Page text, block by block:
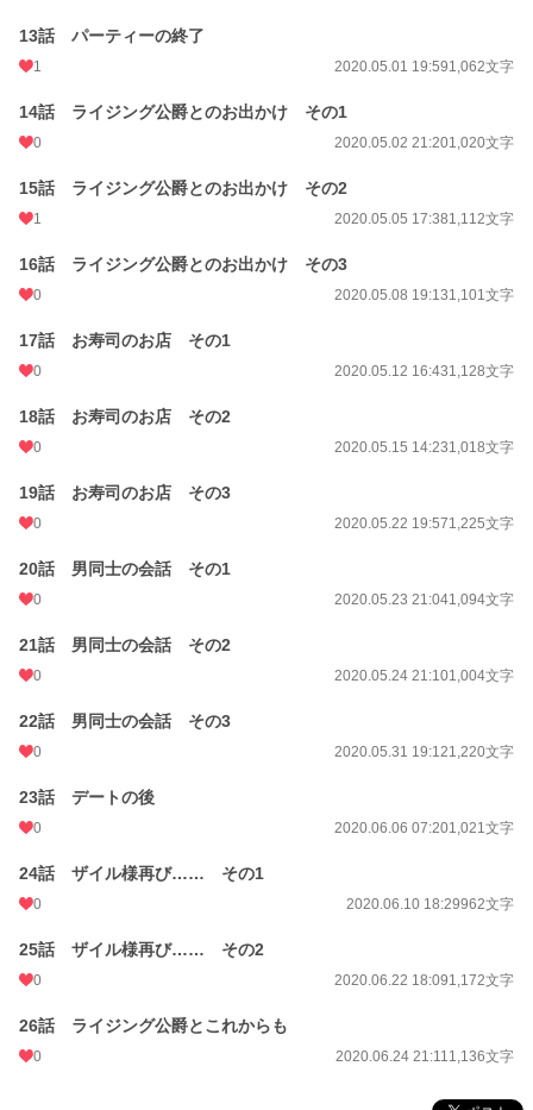
13話 パーティーの終了
1 2020.05.01 19:591,062文字
14話 ライジング公爵とのお出かけ その1
0 2020.05.02 21:201,020文字
15話 ライジング公爵とのお出かけ その2
1 2020.05.05 17:381,112文字
16話 ライジング公爵とのお出かけ その3
0 2020.05.08 19:131,101文字
17話 お寿司のお店 その1
0 2020.05.12 16:431,128文字
18話 お寿司のお店 その2
0 2020.05.15 14:231,018文字
19話 お寿司のお店 その3
0 2020.05.22 19:571,225文字
20話 男同士の会話 その1
0 2020.05.23 21:041,094文字
21話 男同士の会話 その2
0 2020.05.24 21:101,004文字
22話 男同士の会話 その3
0 2020.05.31 19:121,220文字
23話 デートの後
0 2020.06.06 07:201,021文字
24話 ザイル様再び…… その1
0 2020.06.10 18:29962文字
25話 ザイル様再び…… その2
0 2020.06.22 18:091,172文字
26話 ライジング公爵とこれからも
0 2020.06.24 21:111,136文字